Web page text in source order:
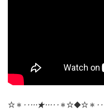
☆＊ ‥…★…‥ ＊☆◆☆＊